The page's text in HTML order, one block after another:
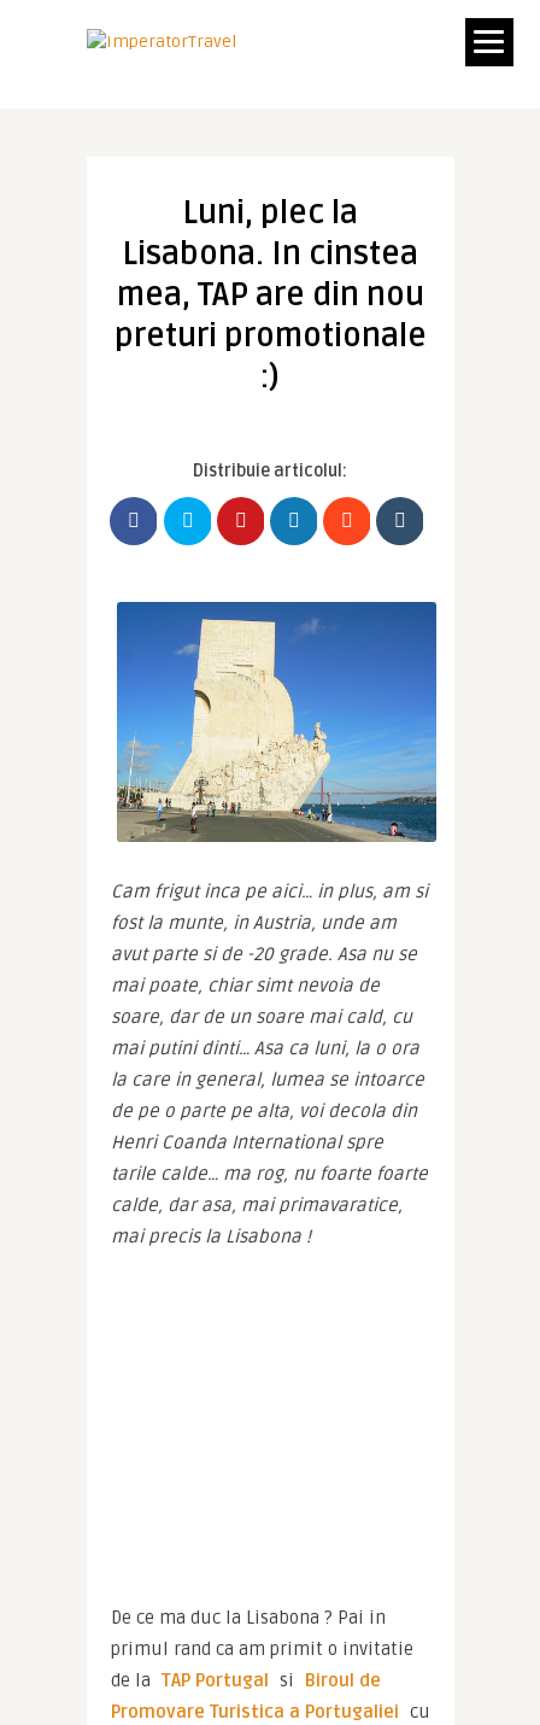
Luni, plec la
Lisabona. In cinstea
mea, TAP are din nou
preturi promotionale
:)
Distribuie articolul:
Cam frigut inca pe aici… in plus, am si
fost la munte, in Austria, unde am
avut parte si de -20 grade. Asa nu se
mai poate, chiar simt nevoia de
soare, dar de un soare mai cald, cu
mai putini dinti… Asa ca luni, la o ora
la care in general, lumea se intoarce
de pe o parte pe alta, voi decola din
Henri Coanda International spre
tarile calde… ma rog, nu foarte foarte
calde, dar asa, mai primavaratice,
mai precis la Lisabona !
De ce ma duc la Lisabona ? Pai in
primul rand ca am primit o invitatie
de la TAP Portugal si
Biroul de
Promovare Turistica a Portugaliei cu